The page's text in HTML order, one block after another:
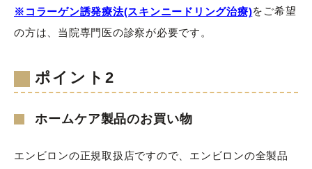
※コラーゲン誘発療法(スキンニードリング治療)をご希望
の方は、当院専門医の診察が必要です。
ポイント2
ホームケア製品のお買い物
エンビロンの正規取扱店ですので、エンビロンの全製品